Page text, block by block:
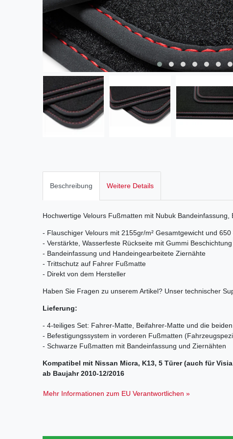
Beschreibung Weitere Details
Hochwertige Velours Fußmatten mit Nubuk
- Flauschiger Velours mit 2155gr/m² Gesamtgewicht und
- Verstärkte, Wasserfeste Rückseite mit Gummi Beschichtung
- Bandeinfassung und Handeingearbeitete Ziernähte
- Trittschutz auf Fahrer Fußmatte
- Direkt von dem Hersteller
Haben Sie Fragen zu unserem Artikel? Unser technischer
Lieferung:
- 4-teiliges Set: Fahrer-Matte, Beifahrer-Matte und die
- Befestigungssystem in vorderen Fußmatten
- Schwarze Fußmatten mit Bandeinfassung und Ziernähten
Kompatibel mit Nissan Micra, K13, 5 Türer (auch für
ab Baujahr 2010-12/2016
Mehr Informationen zum EU Verantwortlichen »